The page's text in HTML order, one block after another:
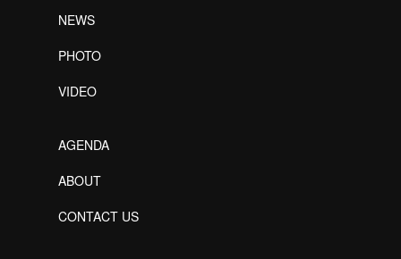
NEWS
PHOTO
VIDEO
AGENDA
ABOUT
CONTACT US